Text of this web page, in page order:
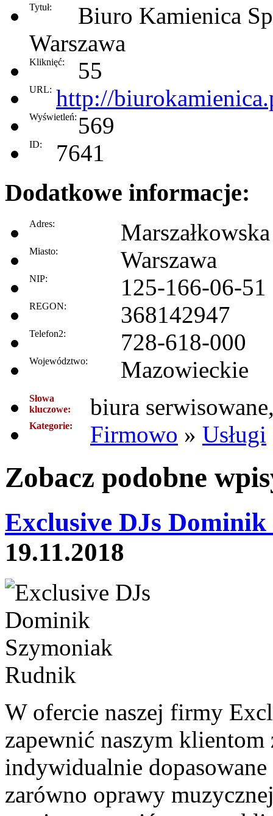
Tytuł:
Biuro Kamienica
Warszawa
Kliknięć: 55
URL: http://
Wyświetleń: 569
ID: 7641
Dodatkowe informacje:
Adres:
Miasto: Warszawa
NIP: 125-166-06-51
REGON: 368142947
Telefon2: 728-618-000
Województwo: Mazowieckie
Słowa
kluczowe:
biura
Kategorie: Firmowo » Usługi
Zobacz podobne
Exclusive DJs Dominik
19.11.2018
W ofercie naszej firmy
zapewnić naszym
indywidualnie
zarówno oprawy